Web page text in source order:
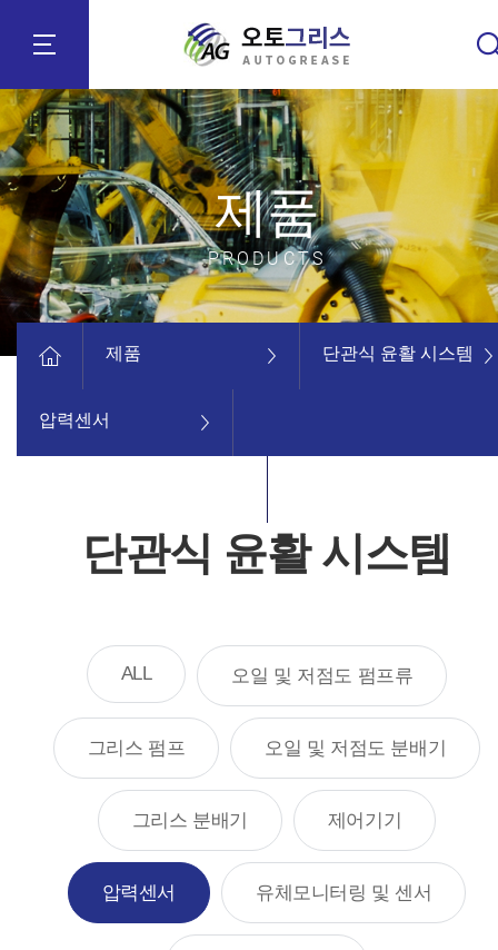
제품
PRODUCTS
제품 단관식 윤활 시스템
압력센서
단관식 윤활 시스템
ALL 오일 및 저점도 펌프류
그리스 펌프 오일 및 저점도 분배기
그리스 분배기 제어기기
압력센서 유체모니터링 및 센서